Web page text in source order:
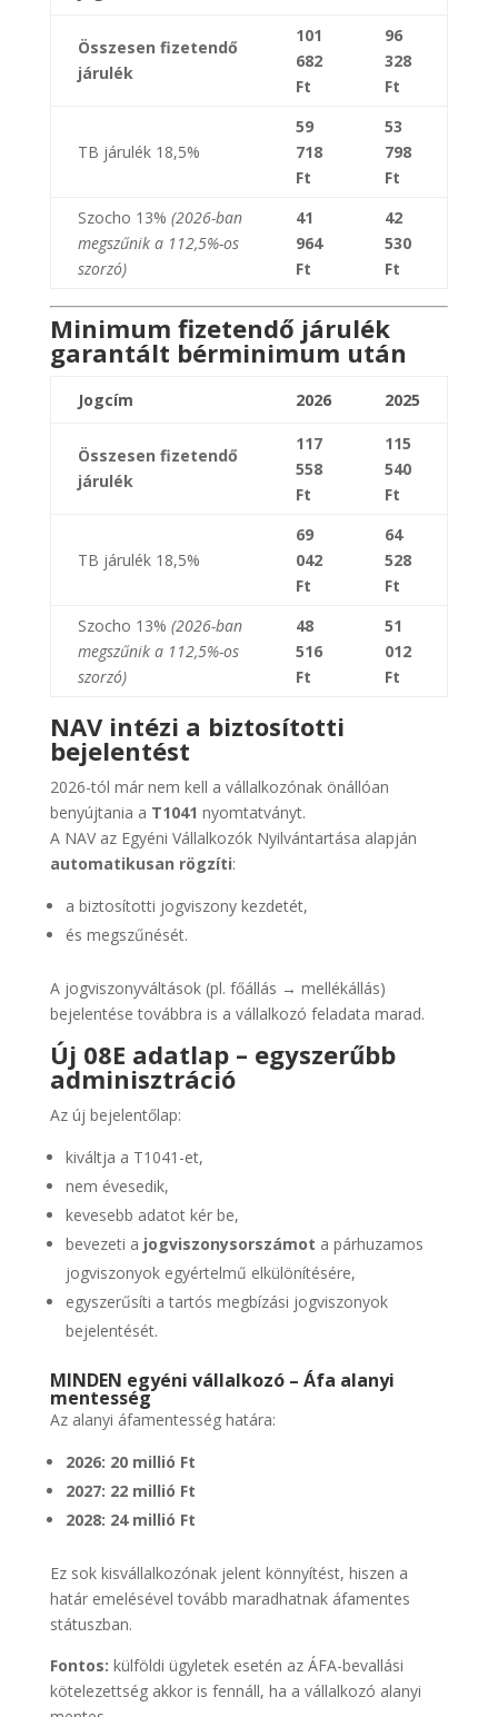
Összesen fizetendő
járulék
101
682
Ft
96
328
Ft
TB járulék 18,5%
59
718
Ft
53
798
Ft
Szocho 13% (2026-ban
megszűnik a 112,5%-os
szorzó)
41
964
Ft
42
530
Ft
Minimum fizetendő járulék
garantált bérminimum után
Jogcím 2026 2025
Összesen fizetendő
járulék
117
558
Ft
115
540
Ft
TB járulék 18,5%
69
042
Ft
64
528
Ft
Szocho 13% (2026-ban
megszűnik a 112,5%-os
szorzó)
48
516
Ft
51
012
Ft
NAV intézi a biztosítotti
bejelentést
2026-tól már nem kell a vállalkozónak önállóan
benyújtania a T1041 nyomtatványt.
A NAV az Egyéni Vállalkozók Nyilvántartása alapján
automatikusan rögzíti:
a biztosítotti jogviszony kezdetét,
és megszűnését.
A jogviszonyváltások (pl. főállás → mellékállás)
bejelentése továbbra is a vállalkozó feladata marad.
Új 08E adatlap – egyszerűbb
adminisztráció
Az új bejelentőlap:
kiváltja a T1041-et,
nem évesedik,
kevesebb adatot kér be,
bevezeti a jogviszonysorszámot a párhuzamos
jogviszonyok egyértelmű elkülönítésére,
egyszerűsíti a tartós megbízási jogviszonyok
bejelentését.
MINDEN egyéni vállalkozó – Áfa alanyi
mentesség
Az alanyi áfamentesség határa:
2026: 20 millió Ft
2027: 22 millió Ft
2028: 24 millió Ft
Ez sok kisvállalkozónak jelent könnyítést, hiszen a
határ emelésével tovább maradhatnak áfamentes
státuszban.
Fontos: külföldi ügyletek esetén az ÁFA-bevallási
kötelezettség akkor is fennáll, ha a vállalkozó alanyi